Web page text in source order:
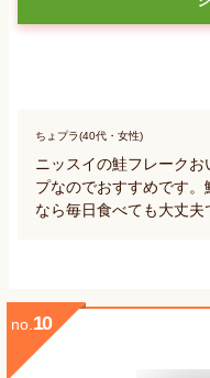
ちょプラ(40代・女性)
ニッスイの鮭フレーク
プなのでおすすめです
なら毎日食べても大丈夫
no. 10